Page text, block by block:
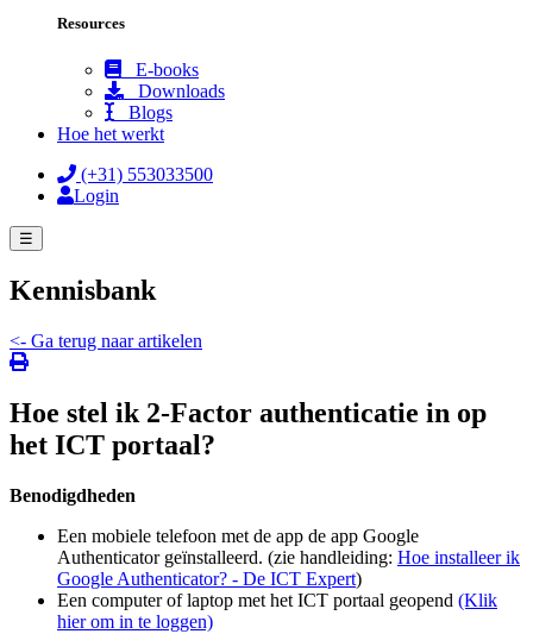
Resources
E-books
Downloads
Blogs
Hoe het werkt
(+31) 553033500
Login
☰
Kennisbank
<- Ga terug naar artikelen
Hoe stel ik 2-Factor authenticatie in op
het ICT portaal?
Benodigdheden
Een mobiele telefoon met de app de app Google
Authenticator geïnstalleerd. (zie handleiding: Hoe installeer ik
Google Authenticator? - De ICT Expert)
Een computer of laptop met het ICT portaal geopend (Klik
hier om in te loggen)